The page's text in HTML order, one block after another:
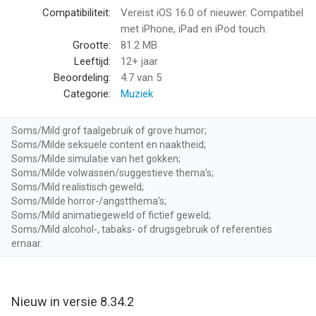
- Probeer de capo functie en speel de nummers op een
makkelijkere manier
- Vertraag de muziek om bij te benen
- Loop moeilijke delen om te oefenen
- Offline Modus
- Neem de berekende akkoorden mee als PDF afdruk
- Cross-platform bibliotheek integratie (desktop, mobiel)
Iedereen is een muzikant. Begin met spelen.
Je kunt je abonneren op Chordify Premium met een maand- of
jaarabonnement. De prijs zoals vooraf vermeld in de app zal in
rekening worden gebracht.
Maand- en jaarabonnementen verlengen automatisch tenzij
24 uur voor het verlopen van het abonnement betaald via jouw
Compatibiliteit:
Vereist iOS 16.0 of nieuwer. Compatibel
met iPhone, iPad en iPod touch.
Grootte:
81.2 MB
Leeftijd:
12+ jaar
Beoordeling:
4.7 van 5
Categorie:
Muziek
Soms/Mild grof taalgebruik of grove humor;
Soms/Milde seksuele content en naaktheid;
Soms/Milde simulatie van het gokken;
Soms/Milde volwassen/suggestieve thema’s;
Soms/Mild realistisch geweld;
Soms/Milde horror-/angstthema’s;
Soms/Mild animatiegeweld of fictief geweld;
Soms/Mild alcohol-, tabaks- of drugsgebruik of referenties
ernaar.
Nieuw in versie 8.34.2